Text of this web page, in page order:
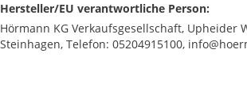
Hersteller/EU verantwortliche Person:
Hörmann KG Verkaufsgesellschaft, Upheider
Steinhagen, Telefon: 05204915100,